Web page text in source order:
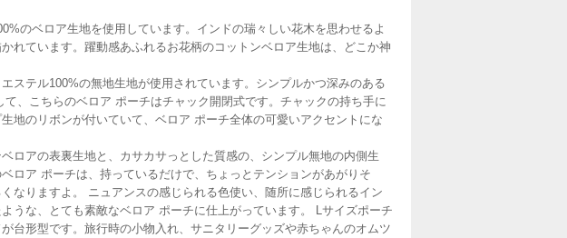
のベロア生地を使用しています。インドの瑞々しい花木を思わせるよ
れています。躍動感あふれるお花柄のコットンベロア生地は、どこか神
ステル100%の無地生地が使用されています。シンプルかつ深みのある
、こちらのベロア ポーチはチャック開閉式です。チャックの持ち手に
地のリボンが付いていて、ベロア ポーチ全体の可愛いアクセントにな
ロアの表裏生地と、カサカサっとした質感の、シンプル無地の内側生
ロア ポーチは、持っているだけで、ちょっとテンションがあがりそ
なりますよ。 ニュアンスの感じられる色使い、随所に感じられるイン
うな、とても素敵なベロア ポーチに仕上がっています。 Lサイズポーチ
台形型です。旅行時の小物入れ、サニタリーグッズや赤ちゃんのオムツ